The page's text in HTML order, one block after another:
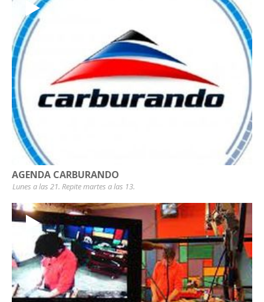
AGENDA CARBURANDO
Lunes a las 21. Repite martes a las 13.